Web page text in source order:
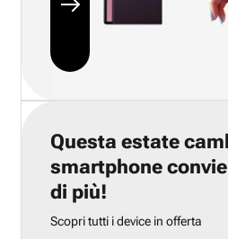
Questa estate
smartphone
di più!
Scopri tutti i device in offerta